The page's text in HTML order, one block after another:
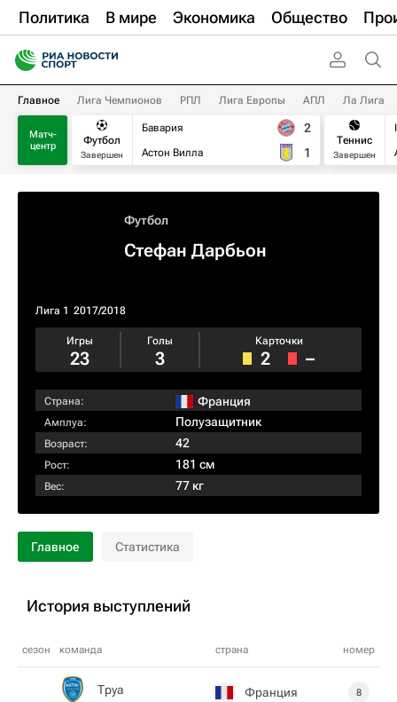
Политика В мире Экономика Общество
Главное Лига Чемпионов РПЛ Лига Европы АПЛ Ла Лига
Матч-
центр
Футбол
Завершен
Бавария
Астон Вилла
2
1
Теннис
Завершен
Футбол
Стефан Дарбьон
Лига 1 2017/2018
Игры
23
Голы
3
Карточки
2 –
Страна: Франция
Амплуа: Полузащитник
Возраст: 42
Рост: 181 см
Вес: 77 кг
Главное Статистика
История выступлений
сезон команда страна номер
Труа Франция 8